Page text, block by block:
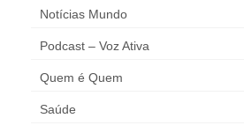
Notícias Mundo
Podcast – Voz Ativa
Quem é Quem
Saúde